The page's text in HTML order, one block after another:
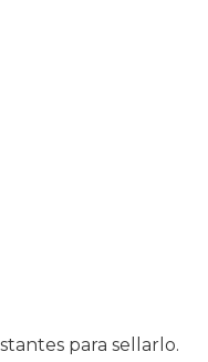
para sellarlo.